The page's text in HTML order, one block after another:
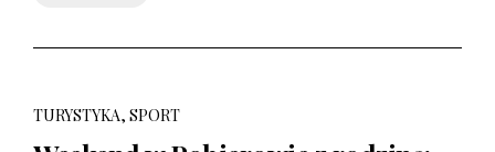
TURYSTYKA, SPORT